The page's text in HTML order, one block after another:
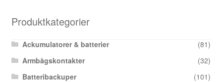
Produktkategorier
Ackumulatorer & batterier
(81)
Armbågskontakter
(32)
Batteribackuper
(101)